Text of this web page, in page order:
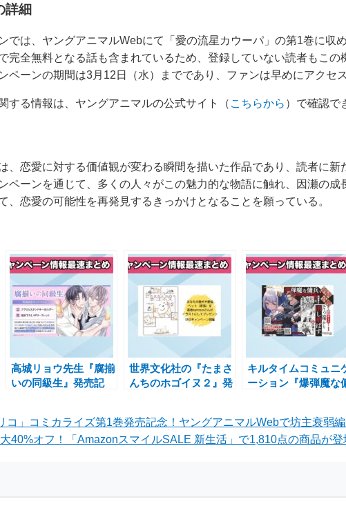
詳細
では、ヤングアニマルWebにて「愛の流星カウーパ」の第1巻に収
完全無料となる話も含まれているため、登録していない読者もこの
ペーンの期間は3月12日（水）までであり、ファンは早めにアクセ
する情報は、ヤングアニマルの公式サイト（ こちらから ）で確認で
、恋愛に対する価値観が変わる瞬間を描いた作品であり、読者に
ペーンを通じて、多くの人々がこの魅力的な物語に触れ、因瀬の成
、恋愛の可能性を再発見するきっかけとなることを願っている。
高城リョウ先生『腐揃
いの同級生』発売記
ン実施中
世界文化社の『たまさ
んちのホゴイヌ２』発
ンペーン開催
キルタイムコミュニ
ーション『爆弾魔な
ーン開催中
コ」コミカライズ第1巻発売記念！ヤングアニマルWebで坊主衰弱
40%オフ！「AmazonスマイルSALE 新生活」で1,810点の商品が